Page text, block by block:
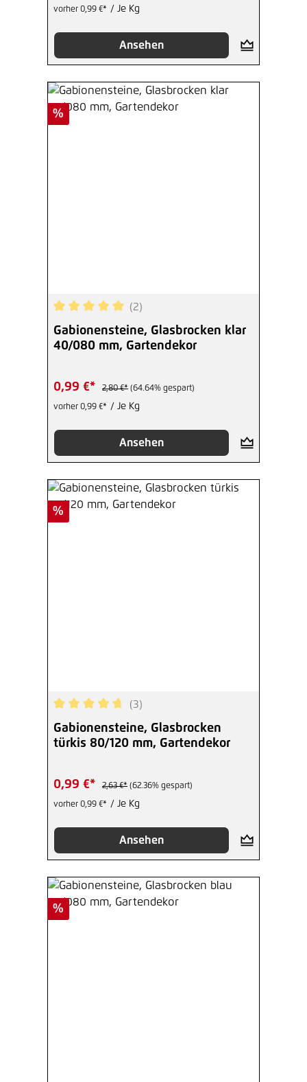
vorher 0,99 €* / Je Kg
Ansehen
Rabatt
%
Durchschnittliche Bewertung von 5 von 5
(2)
Gabionensteine, Glasbrocken klar
40/080 mm, Gartendekor
0,99 €* 2,80 €* (64.64% gespart)
vorher 0,99 €* / Je Kg
Ansehen
Rabatt
%
Durchschnittliche Bewertung von 4.67 von 5
(3)
Gabionensteine, Glasbrocken
türkis 80/120 mm, Gartendekor
0,99 €* 2,63 €* (62.36% gespart)
vorher 0,99 €* / Je Kg
Ansehen
Rabatt
%